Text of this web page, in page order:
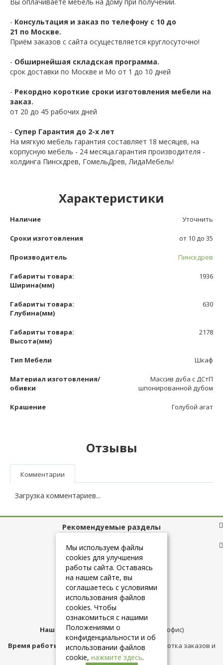
- Консультация и заказ по телефону с 10 до
21 по Москве.
Приём заказов с сайта осуществляется круглосуточно!
- Обширнейшая складская программа.
срок доставки по Москве и Мо от 1 до 10 дней
- Рекордно короткие сроки изготовления мебели на
заказ.
от 20 до 45 рабочих дней
- Супер Гарантия до 2-х лет
На мягкую мебель гарантия составляет 18 месяцев, на
корпусную мебель - 24 месяца.гарантия производителя -
холдинга Пинскдрев, ГомельДрев, ЛидаМебель!
Характеристики
Наличие Уточнить
Сроки изготовления от 10 до 35
Производитель Пинскдрев
Габариты товара:
Ширина(мм)
1936
Габариты товара:
Глубина(мм)
630
Габариты товара:
Высота(мм)
2178
Тип Мебели Шкаф
Материал изготовления/
обивки
Массив дуба с ДСтП
шпонированной дубом
Крашение Голубой агат
Отзывы
Комментарии
Загрузка комментариев...
Рекомендуемые разделы
Полезные ссылки
+7 (925) 084-10-60
Наш адрес:Москва,ул.Плещеева д.12 (офис)
Время работы магазина:с 10:00 до 21:00 (обработка заказов и
консультация)
Мы используем файлы
cookies для улучшения
работы сайта. Оставаясь
на нашем сайте, вы
соглашаетесь с условиями
использования файлов
cookies. Чтобы
ознакомиться с нашими
Положениями о
конфиденциальности и об
использовании файлов
cookie, нажмите здесь.